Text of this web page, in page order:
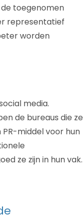
toegenomen
representatief
worden
media.
de bureaus die ze
middel voor hun
ze zijn in hun vak.